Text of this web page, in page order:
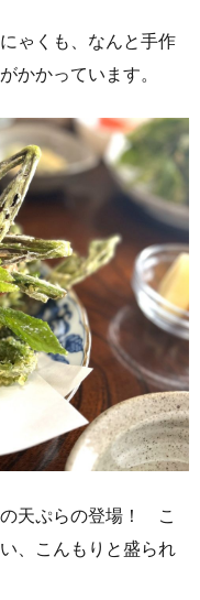
ゃくも、なんと手作
かかっています。
の天ぷらの登場！ こ
、こんもりと盛られ